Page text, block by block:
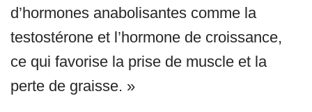
d’hormones anabolisantes comme la
testostérone et l’hormone de croissance,
ce qui favorise la prise de muscle et la
perte de graisse. »